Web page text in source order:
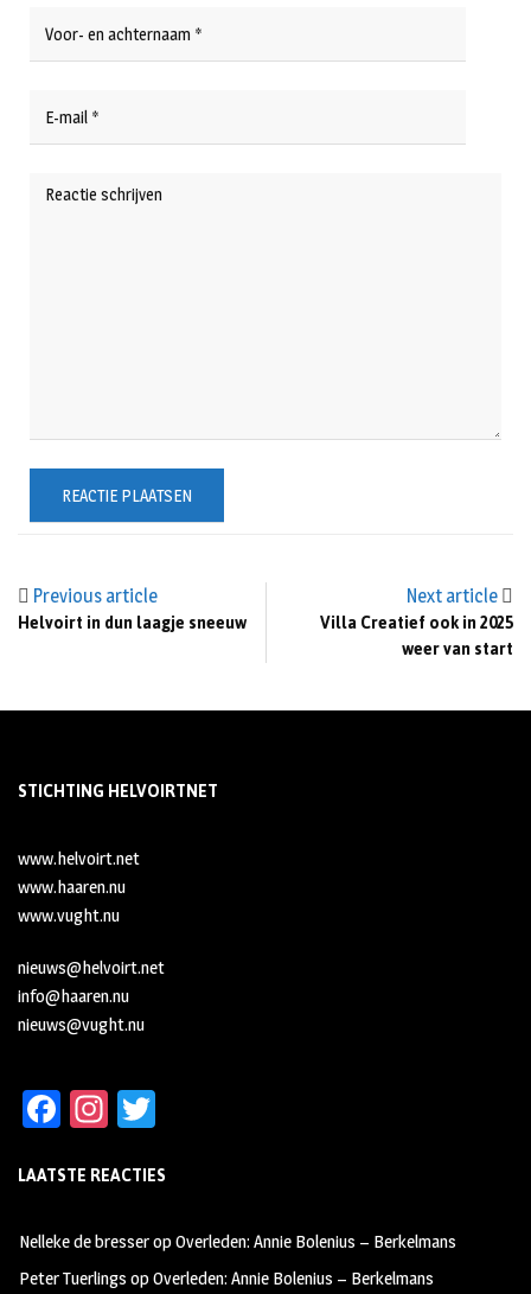
Previous article
Helvoirt in dun laagje sneeuw
Next article
Villa Creatief ook in 2025
weer van start
STICHTING HELVOIRTNET
www.helvoirt.net
www.haaren.nu
www.vught.nu
nieuws@helvoirt.net
info@haaren.nu
nieuws@vught.nu
Fa
b
oo
k
In
ag
m
tt
LAATSTE REACTIES
Nelleke de bresseropOverleden: Annie Bolenius – Berkelmans
Peter Tuerlings opOverleden: Annie Bolenius – Berkelmans